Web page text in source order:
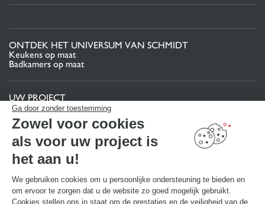
Ga door zonder toestemming
Zowel voor cookies
als voor uw project is
het aan u!
We gebruiken cookies om u persoonlijke ondersteuning te bieden en
om ervoor te zorgen dat u de website zo goed mogelijk gebruikt.
Cookies stellen ons in staat om de prestaties en de veiligheid van de
ONTDEK HET UNIVERSUM VAN SCHMIDT
Keukens op maat
Badkamers op maat
UW PROJECT
Projectgebied
Uw 3D-keukenconfigurator
Contact
Vind uw Winkel
MAAK EEN AFSPRAAK
NUTTIGE LINKS
Gids en vergelijking